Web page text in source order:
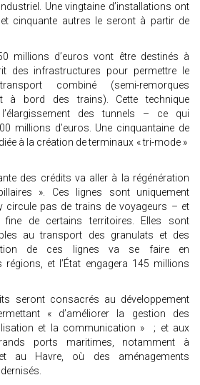
Une vingtaine d’installations ont
cinquante autres le seront à partir de
millions d’euros vont être destinés à
des infrastructures pour permettre le
combiné (semi-remorques
à bord des trains). Cette technique
des tunnels – ce qui
millions d’euros. Une cinquantaine de
à la création de terminaux « tri-mode »
des crédits va aller à la régénération
». Ces lignes sont uniquement
circule pas de trains de voyageurs – et
fine de certains territoires. Elles sont
au transport des granulats et des
de ces lignes va se faire en
et l’État engagera 145 millions
seront consacrés au développement
« d’améliorer la gestion des
et la communication » ; et aux
ports maritimes, notamment à
au Havre, où des aménagements